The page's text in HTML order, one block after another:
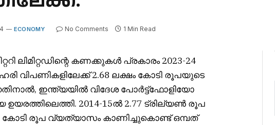
ECONOMY No Comments 1 Min Read
ലിമിറ്റഡിന്റെ കണക്കുകൾ പ്രകാരം 2023-24
വിപണികളിലേക്ക് 2.68 ലക്ഷം കോടി രൂപയുടെ
ഇന്ത്യയിൽ വിദേശ പോർട്ട്ഫോളിയോ
2014-15ൽ 2.77 ട്രില്യൺ രൂപ
കോടി രൂപ വ്യത്യാസം കാണിച്ചുകൊണ്ട് ഒമ്പത്